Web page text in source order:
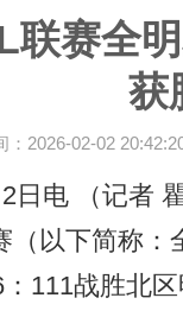
联赛全
获
：2026-02-02
电 （记者 瞿
（以下简称
111战胜北区